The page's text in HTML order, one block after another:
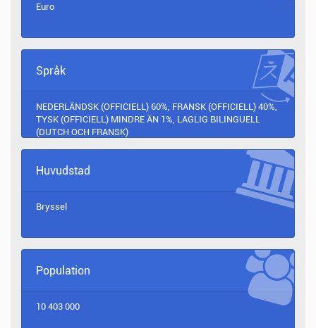
Euro
Språk
NEDERLÄNDSK (OFFICIELL) 60%, FRANSK (OFFICIELL) 40%,
TYSK (OFFICIELL) MINDRE ÄN 1%, LAGLIG BILINGUELL
(DUTCH OCH FRANSK)
Huvudstad
Bryssel
Population
10 403 000